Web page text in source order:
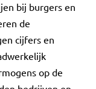
bij burgers en
de
cijfers en
op de